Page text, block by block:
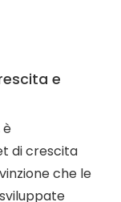
e
è
di crescita
che le